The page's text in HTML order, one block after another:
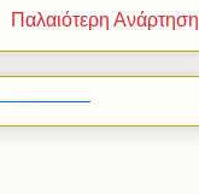
Παλαιότερη Ανάρτηση